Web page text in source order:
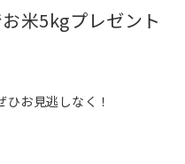
米5kgプレゼント
お見逃しなく！